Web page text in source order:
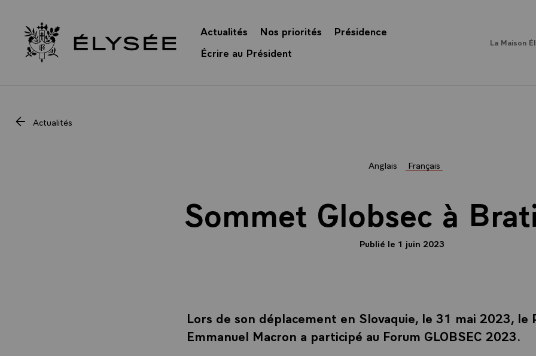
Retour à l’accueil Élysée
Actualités Nos priorités
Présidence
Écrire au Président
La Maison
Actualités
Anglais Français
Sommet Globsec à
Publié le 1 juin 2023
Lors de son déplacement en Slovaquie, le 31 mai 2023, le
Emmanuel Macron a participé au Forum GLOBSEC 2023.